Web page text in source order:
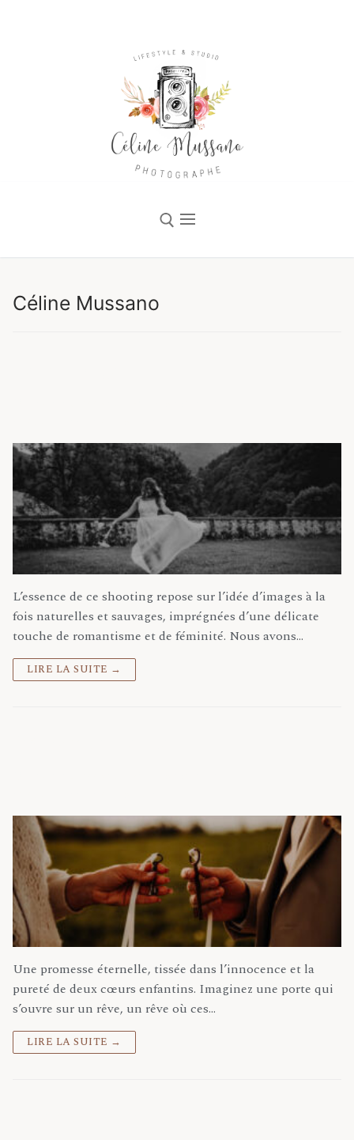
Elopements
Portraits
À Propos
Contact
Céline Mussano
L’essence de ce shooting repose sur l’idée d’images à la
fois naturelles et sauvages, imprégnées d’une délicate
touche de romantisme et de féminité. Nous avons…
LIRE LA SUITE →
Une promesse éternelle, tissée dans l’innocence et la
pureté de deux cœurs enfantins. Imaginez une porte qui
s’ouvre sur un rêve, un rêve où ces…
LIRE LA SUITE →